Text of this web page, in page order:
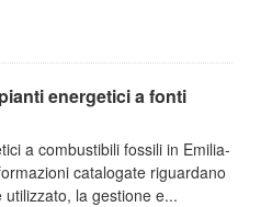
energetici a fonti
a combustibili fossili in Emilia-
catalogate riguardano
la gestione e...